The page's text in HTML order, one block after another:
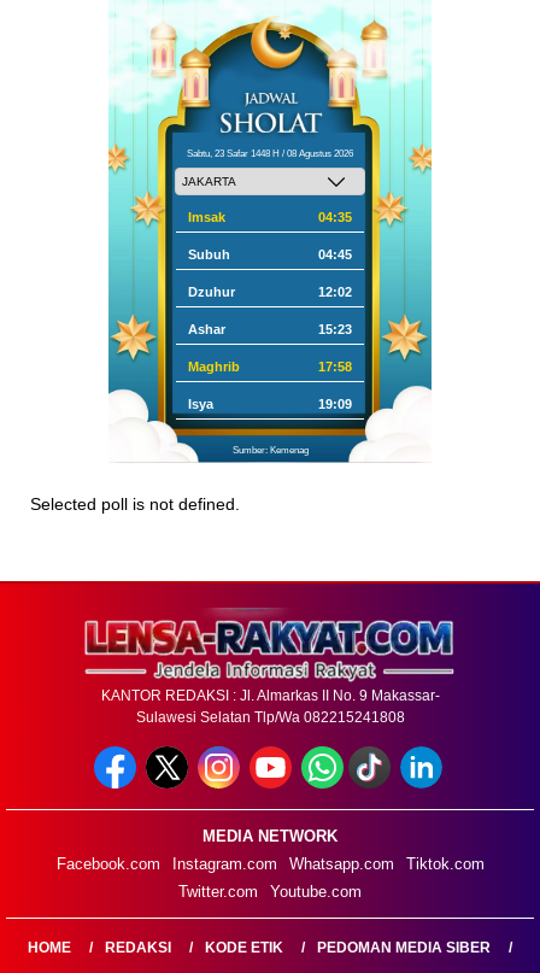
Sabtu, 23 Safar 1448 H / 08 Agustus 2026
Imsak 04:35
Subuh 04:45
Dzuhur 12:02
Ashar 15:23
Maghrib 17:58
Isya 19:09
Sumber: Kemenag
Selected poll is not defined.
KANTOR REDAKSI : Jl. Almarkas II No. 9 Makassar-
Sulawesi Selatan Tlp/Wa 082215241808
MEDIA NETWORK
Facebook.com
Instagram.com Whatsapp.com
Tiktok.com
Twitter.com
Youtube.com
HOME REDAKSI KODE ETIK PEDOMAN MEDIA SIBER